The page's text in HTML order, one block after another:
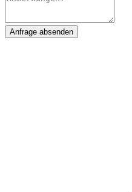
Anfrage absenden